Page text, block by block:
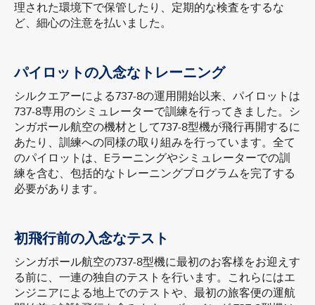
理された環境下で保管したり、定期的な検査をするな
ど、細心の注意を払いました。
パイロットの入念なトレーニング
シルクエアーによる737-8の運用開始以来、パイロットは
737-8専用のシミュレーターで訓練を行ってきました。シ
ンガポール航空の機材として737-8型機が飛行再開するに
あたり、訓練への同様の取り組みを行っています。全て
のパイロットは、Eラーニングやシミュレーターでの訓
練を含む、包括的なトレーニングプログラムを完了する
必要があります。
初飛行前の入念なテスト
シンガポール航空の737-8型機に最初のお客様をお迎えす
る前に、一連の独自のテストを行います。これらにはエ
ンジニアによる地上でのテストや、最初の旅客便の運航